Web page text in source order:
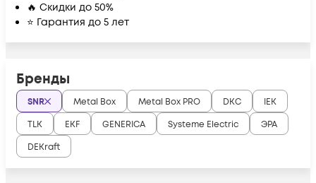
🔥 Скидки до 50%
⭐ Гарантия до 5 лет
Бренды
SNR Metal Box Metal Box PRO DKC
IEK
TLK
EKF GENERICA Systeme Electric
ЭРА
DEKraft